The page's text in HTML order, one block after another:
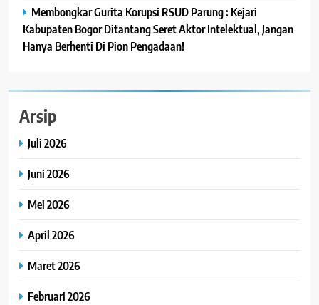
Membongkar Gurita Korupsi RSUD Parung : Kejari
Kabupaten Bogor Ditantang Seret Aktor Intelektual, Jangan
Hanya Berhenti Di Pion Pengadaan!
Arsip
Juli 2026
Juni 2026
Mei 2026
April 2026
Maret 2026
Februari 2026